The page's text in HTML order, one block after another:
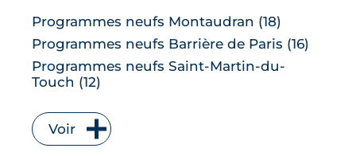
Programmes neufs Auzeville-Tolosane (4)
Programmes neufs Muret (4)
Programmes neufs Ramonville-Saint-
Agne (4)
Programmes neufs Baziège (3)
Programmes neufs Castanet-Tolosan (3)
Programmes neufs Montaudran (18)
Programmes neufs Barrière de Paris (16)
Programmes neufs Saint-Martin-du-
Touch (12)
Programmes neufs Saint Cyprien (10)
Programmes neufs Lardenne (8)
Voir